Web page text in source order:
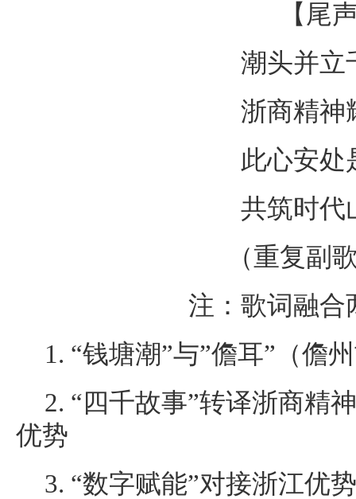
【尾
潮头并立
浙商精神
此心安处
共筑时代
（重复副
注：歌词融合
1. “钱塘潮”与”儋耳”（儋
2. “四千故事”转译浙商精
优势
3. “数字赋能”对接浙江优